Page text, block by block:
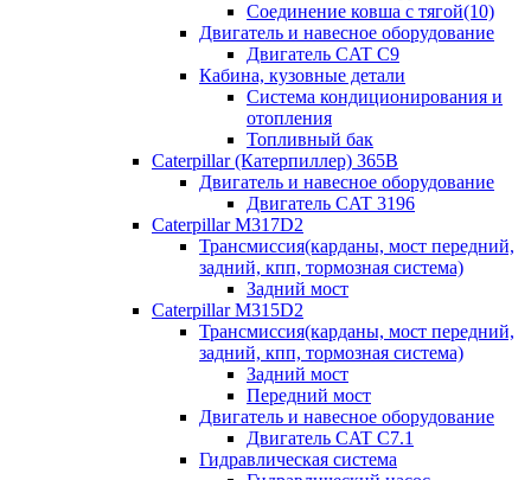
Соединение ковша с тягой(10)
Двигатель и навесное оборудование
Двигатель CAT C9
Кабина, кузовные детали
Система кондиционирования и
отопления
Топливный бак
Caterpillar (Катерпиллер) 365B
Двигатель и навесное оборудование
Двигатель CAT 3196
Caterpillar M317D2
Трансмиссия(карданы, мост передний,
задний, кпп, тормозная система)
Задний мост
Caterpillar M315D2
Трансмиссия(карданы, мост передний,
задний, кпп, тормозная система)
Задний мост
Передний мост
Двигатель и навесное оборудование
Двигатель CAT C7.1
Гидравлическая система